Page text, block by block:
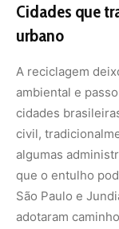
Cidades que
urbano
A reciclagem
ambiental e
cidades
civil,
algumas
que o entulho
São Paulo e
adotaram